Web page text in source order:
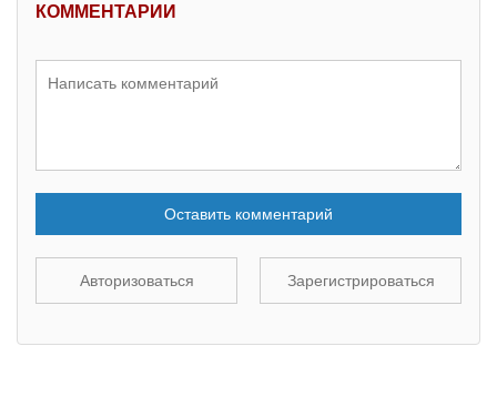
КОММЕНТАРИИ
Оставить комментарий
Авторизоваться Зарегистрироваться